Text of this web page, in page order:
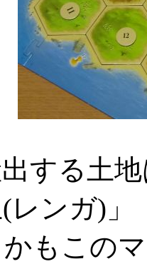
する土
レンガ)」
もこの